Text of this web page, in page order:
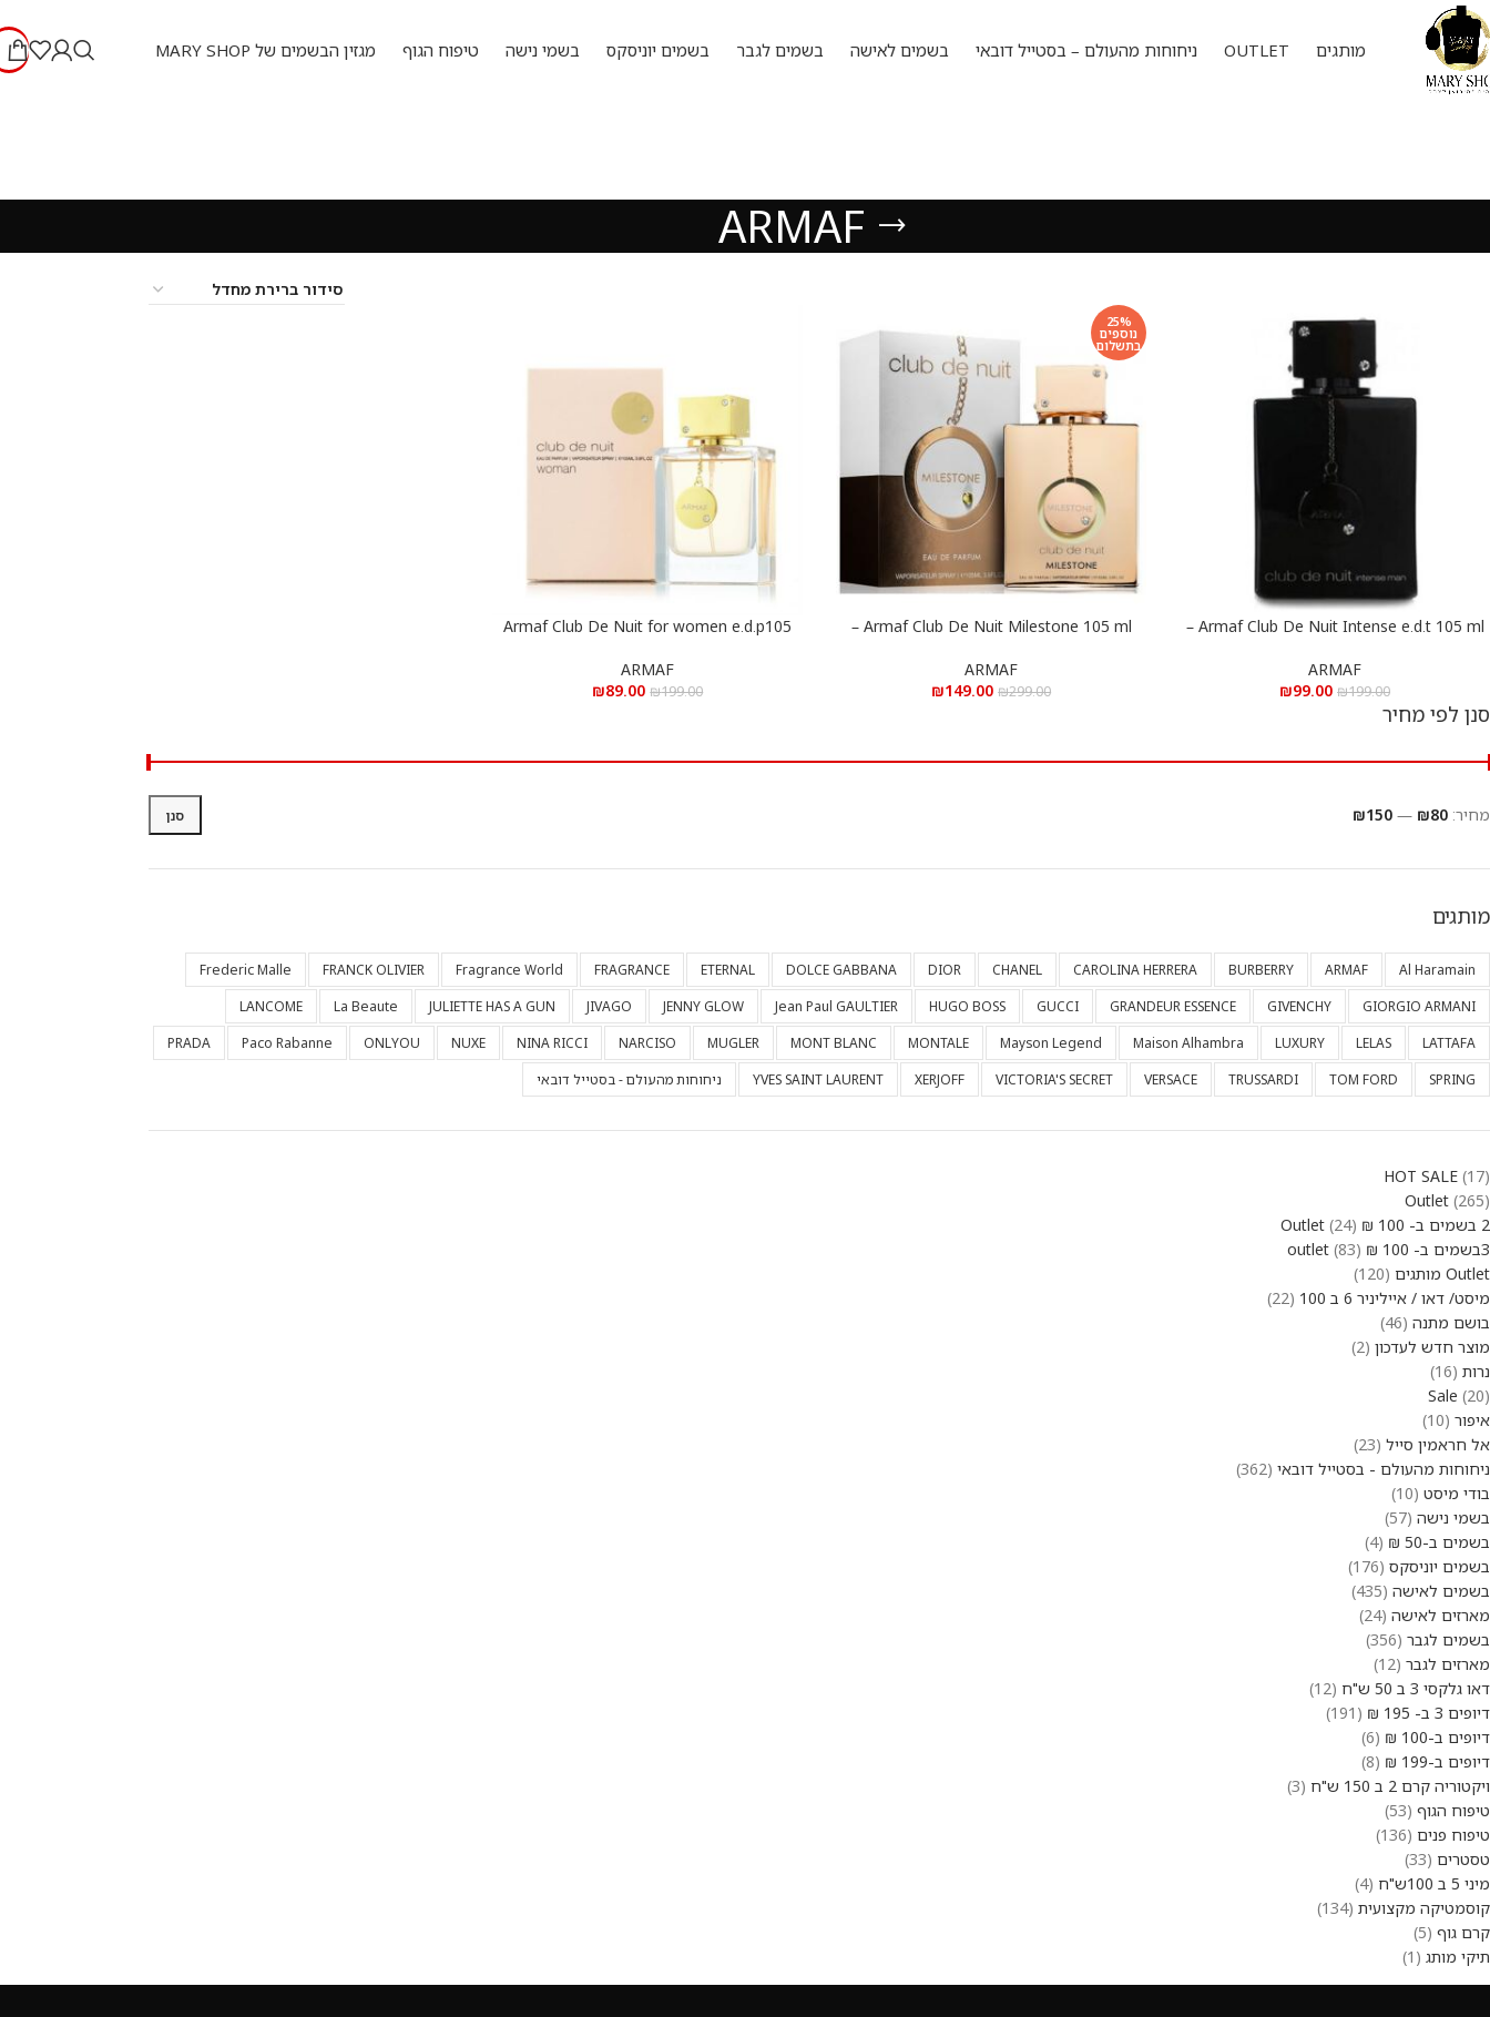
מותגים OUTLET ניחוחות מהעולם – בסטייל דובאי בשמים לאישה בשמים לגבר בשמים יוניסקס בשמי נישה טיפוח הגוף מגזין הבשמים של MARY SHOP
ARMAF
הוספה לסל
Armaf Club De Nuit Intense e.d.t 105 ml –
ARMAF
₪199.00
₪99.00
25%
נוספים
בתשלום
הוספה לסל
Armaf Club De Nuit Milestone 105 ml –
ARMAF
₪299.00
₪149.00
הוספה לסל
Armaf Club De Nuit for women e.d.p105
מ”ל
ARMAF
₪199.00
₪89.00
סנן לפי מחיר
סנן מחיר: ₪80
—
₪150
מותגים
Al Haramain
ARMAF
BURBERRY
CAROLINA HERRERA
CHANEL
DIOR
DOLCE GABBANA
ETERNAL
FRAGRANCE
Fragrance World
FRANCK OLIVIER
Frederic Malle
GIORGIO ARMANI
GIVENCHY
GRANDEUR ESSENCE
GUCCI
HUGO BOSS
Jean Paul GAULTIER
JENNY GLOW
JIVAGO
JULIETTE HAS A GUN
La Beaute
LANCOME
LATTAFA
LELAS
LUXURY
Maison Alhambra
Mayson Legend
MONTALE
MONT BLANC
MUGLER
NARCISO
NINA RICCI
NUXE
ONLYOU
Paco Rabanne
PRADA
SPRING
TOM FORD
TRUSSARDI
VERSACE
VICTORIA'S SECRET
XERJOFF
YVES SAINT LAURENT ניחוחות מהעולם - בסטייל דובאי
HOT SALE 17
Outlet 265
2 בשמים ב- 100 ₪ Outlet
24
3בשמים ב- 100 ₪ outlet
83
Outlet מותגים
120
מיסט/ דאו / אייליניר 6 ב 100
22
בושם מתנה 46
מוצר חדש לעדכון 2
נרות 16
Sale 20
איפור 10
אל חראמין סייל 23
ניחוחות מהעולם - בסטייל דובאי 362
בודי מיסט 10
בשמי נישה 57
בשמים ב-50 ₪
4
בשמים יוניסקס 176
בשמים לאישה 435
מארזים לאישה 24
בשמים לגבר 356
מארזים לגבר 12
דאו גלקסי 3 ב 50 ש"ח
12
דיופים 3 ב- 195 ₪
191
דיופים ב-100 ₪
6
דיופים ב-199 ₪
8
ויקטוריה קרם 2 ב 150 ש"ח
3
טיפוח הגוף 53
טיפוח פנים 136
טסטרים 33
מיני 5 ב 100ש"ח
4
קוסמטיקה מקצועית 134
קרם גוף 5
תיקי מותג
1